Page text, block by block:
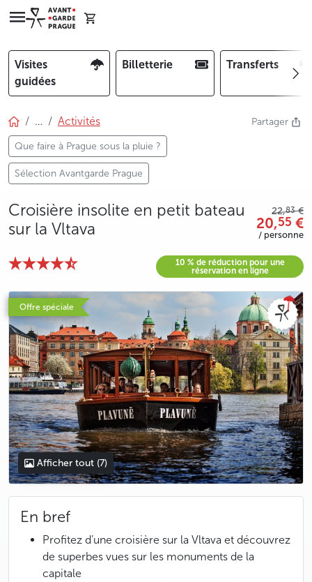
Visites
guidées
Billetterie Transferts
… Activités
Que faire à Prague sous la pluie ?
Sélection Avantgarde Prague
Partager
Croisière insolite en petit bateau
sur la Vltava
22,83€
20,55 €
/ personne
10 % de réduction pour une
réservation en ligne
Offre spéciale
photo 5
photo 6
photo 7
Afficher tout (7)
En bref
Profitez d’une croisière sur la Vltava et découvrez
de superbes vues sur les monuments de la
capitale